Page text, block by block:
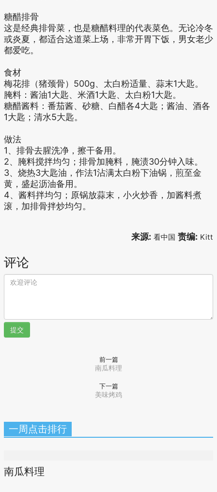
糖醋排骨
这是经典排骨菜，也是糖醋料理的代表菜色。无论冷冬
或炎夏，都适合这道菜上场，非常开胃下饭，男女老少
都爱吃。
食材
梅花排（猪颈骨）500g、太白粉适量、蒜末1大匙。
腌料：酱油1大匙、米酒1大匙、太白粉1大匙。
糖醋酱料：番茄酱、砂糖、白醋各4大匙；酱油、酒各
1大匙；清水5大匙。
做法
1、排骨去腥洗净，擦干备用。
2、腌料搅拌均匀；排骨加腌料，腌渍30分钟入味。
3、烧热3大匙油，作法1沾满太白粉下油锅，煎至金
黄，盛起沥油备用。
4、酱料拌均匀；原锅放蒜末，小火炒香，加酱料煮
滚，加排骨拌炒均匀。
来源: 看中国 责编: Kitt
评论
提交
前一篇
南瓜料理
下一篇
美味烤鸡
一周点击排行
南瓜料理